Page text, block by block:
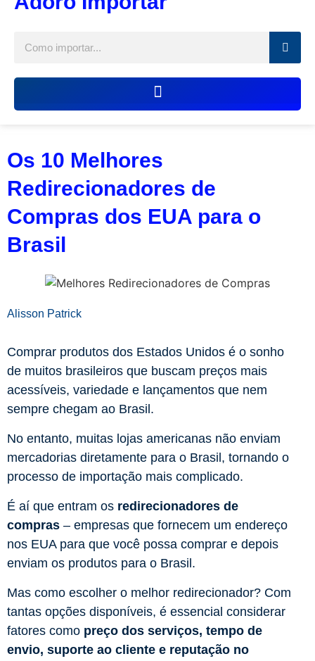
Os 10 Melhores
Redirecionadores de
Compras dos EUA para o
Brasil
Alisson Patrick
Comprar produtos dos Estados Unidos é o sonho
de muitos brasileiros que buscam preços mais
acessíveis, variedade e lançamentos que nem
sempre chegam ao Brasil.
No entanto, muitas lojas americanas não enviam
mercadorias diretamente para o Brasil, tornando o
processo de importação mais complicado.
É aí que entram os redirecionadores de
compras – empresas que fornecem um endereço
nos EUA para que você possa comprar e depois
enviam os produtos para o Brasil.
Mas como escolher o melhor redirecionador? Com
tantas opções disponíveis, é essencial considerar
fatores como preço dos serviços, tempo de
envio, suporte ao cliente e reputação no